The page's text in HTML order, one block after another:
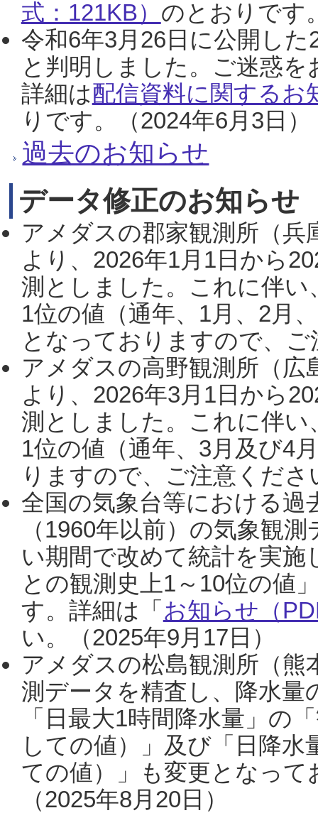
式：121KB） のとおりです
令和6年3月26日に公開し
と判明しました。ご迷惑
詳細は配信資料に関するお
りです。（2024年6月3日）
過去のお知らせ
データ修正のお知らせ
アメダスの郡家観測所（
より、2026年1月1日から
測としました。これに伴い
1位の値（通年、1月、2月
となっておりますので、
アメダスの高野観測所（
より、2026年3月1日から
測としました。これに伴い
1位の値（通年、3月及び4
りますので、ご注意くだ
全国の気象台等における過
（1960年以前）の気象観
い期間で改めて統計を実
との観測史上1～10位の値
す。詳細は「 お知らせ（
い。（2025年9月17日）
アメダスの松島観測所（熊
測データを精査し、降水
「日最大1時間降水量」の
しての値）」及び「日降
ての値）」も変更となっ
（2025年8月20日）